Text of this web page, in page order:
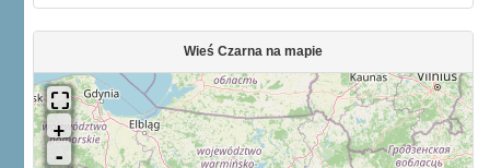
Wieś Czarna na mapie